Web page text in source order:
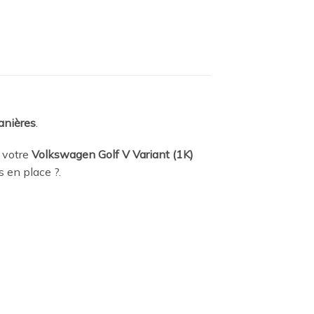
votre Volkswagen Golf V Variant (1K)
en place ?.